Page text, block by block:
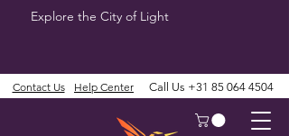
Explore the City of Light
Contact Us Help Center Call Us +31 85 064 4504